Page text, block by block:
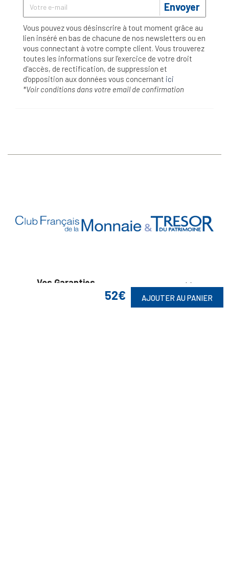
52€ AJOUTER AU PANIER
Envoyer
Vous pouvez vous désinscrire à tout moment grâce au
lien inséré en bas de chacune de nos newsletters ou en
vous connectant à votre compte client. Vous trouverez
toutes les informations sur l’exercice de votre droit
d'accès, de rectification, de suppression et
d'opposition aux données vous concernant ici
*Voir conditions dans votre email de confirmation
Vos Garanties 
